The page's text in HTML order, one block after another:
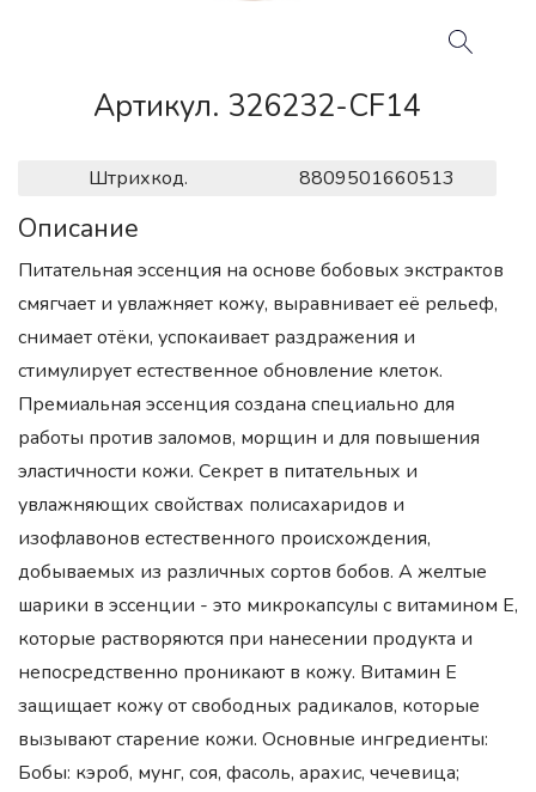
Артикул. 326232-CF14
Штрихкод. 8809501660513
Описание
Питательная эссенция на основе бобовых экстрактов
смягчает и увлажняет кожу, выравнивает её рельеф,
снимает отёки, успокаивает раздражения и
стимулирует естественное обновление клеток.
Премиальная эссенция создана специально для
работы против заломов, морщин и для повышения
эластичности кожи. Секрет в питательных и
увлажняющих свойствах полисахаридов и
изофлавонов естественного происхождения,
добываемых из различных сортов бобов. А желтые
шарики в эссенции - это микрокапсулы с витамином Е,
которые растворяются при нанесении продукта и
непосредственно проникают в кожу. Витамин Е
защищает кожу от свободных радикалов, которые
вызывают старение кожи. Основные ингредиенты:
Бобы: кэроб, мунг, соя, фасоль, арахис, чечевица;